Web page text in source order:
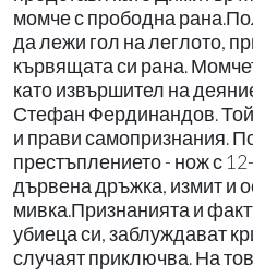
момче с прободна
да лежи гол на леглото,
кървящата си рана.
като извършител на
Стефан Фердинандов.
и прави самопризнания.
престъплението - нож с
дървена дръжка, измит и
мивка.Признанията и
убиеца си, заблуждават
случаят приключва. На